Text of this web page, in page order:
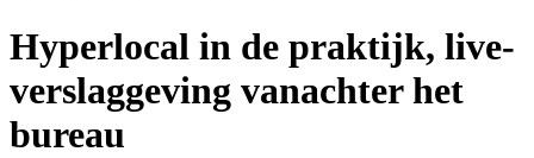
Hyperlocal in de praktijk, live-
verslaggeving vanachter het
bureau